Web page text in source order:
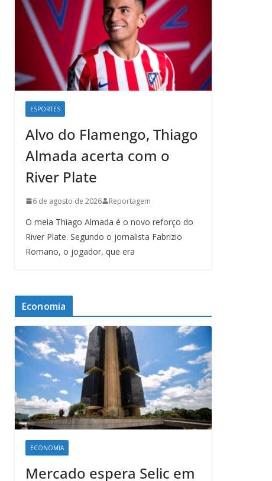
ESPORTES
Alvo do Flamengo, Thiago
Almada acerta com o
River Plate
6 de agosto de 2026 Reportagem
O meia Thiago Almada é o novo reforço do
River Plate. Segundo o jornalista Fabrizio
Romano, o jogador, que era
Economia
ECONOMIA
Mercado espera Selic em